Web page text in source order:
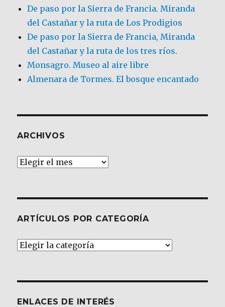
De paso por la Sierra de Francia. Miranda
del Castañar y la ruta de Los Prodigios
De paso por la Sierra de Francia, Miranda
del Castañar y la ruta de los tres ríos.
Monsagro. Museo al aire libre
Almenara de Tormes. El bosque encantado
ARCHIVOS
Archivos
ARTÍCULOS POR CATEGORÍA
Artículos
ENLACES DE INTERÉS